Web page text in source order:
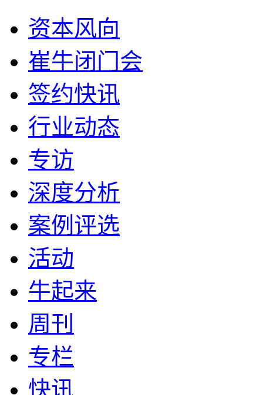
资本风向
崔牛闭门会
签约快讯
行业动态
专访
深度分析
案例评选
活动
牛起来
周刊
专栏
快讯